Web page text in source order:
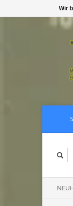
Wir